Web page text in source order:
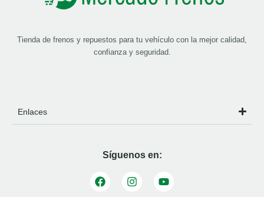
Tienda de frenos y repuestos para tu vehículo con la mejor calidad,
confianza y seguridad.
Enlaces
Síguenos en: